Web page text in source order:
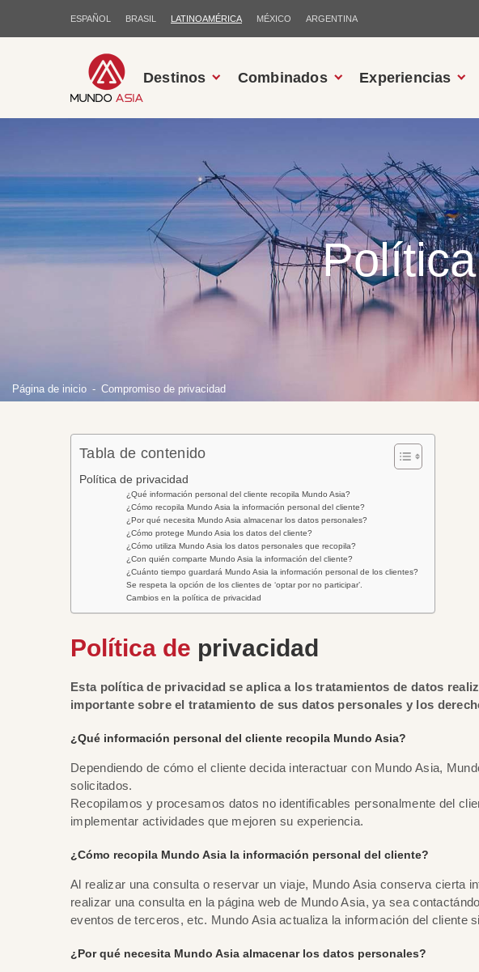
ESPAÑOL BRASIL LATINOAMÉRICA MÉXICO ARGENTINA
Destinos Combinados Experiencias
Página de inicio Compromiso de privacidad
Tabla de contenido
Política de privacidad
¿Qué información personal del cliente recopila Mundo Asia?
¿Cómo recopila Mundo Asia la información personal del cliente?
¿Por qué necesita Mundo Asia almacenar los datos personales?
¿Cómo protege Mundo Asia los datos del cliente?
¿Cómo utiliza Mundo Asia los datos personales que recopila?
¿Con quién comparte Mundo Asia la información del cliente?
¿Cuánto tiempo guardará Mundo Asia la información personal de los clientes?
Se respeta la opción de los clientes de ‘optar por no participar’.
Cambios en la política de privacidad
Política de privacidad
Esta política de privacidad se aplica a los tratamientos de datos
importante sobre el tratamiento de sus datos personales y los
¿Qué información personal del cliente recopila Mundo Asia?
Dependiendo de cómo el cliente decida interactuar con Mundo Asia,
solicitados.
Recopilamos y procesamos datos no identificables personalmente del
implementar actividades que mejoren su experiencia.
¿Cómo recopila Mundo Asia la información personal del cliente?
Al realizar una consulta o reservar un viaje, Mundo Asia conserva cierta
realizar una consulta en la página web de Mundo Asia, ya sea
eventos de terceros, etc. Mundo Asia actualiza la información del
¿Por qué necesita Mundo Asia almacenar los datos personales?